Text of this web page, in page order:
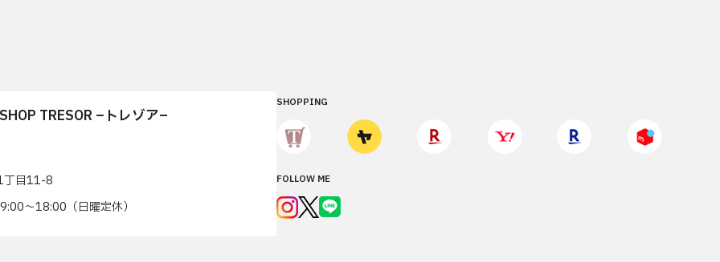
TRESOR –トレゾア–
丁目11-8
〜18:00（日曜定休）
SHOPPING
FOLLOW ME